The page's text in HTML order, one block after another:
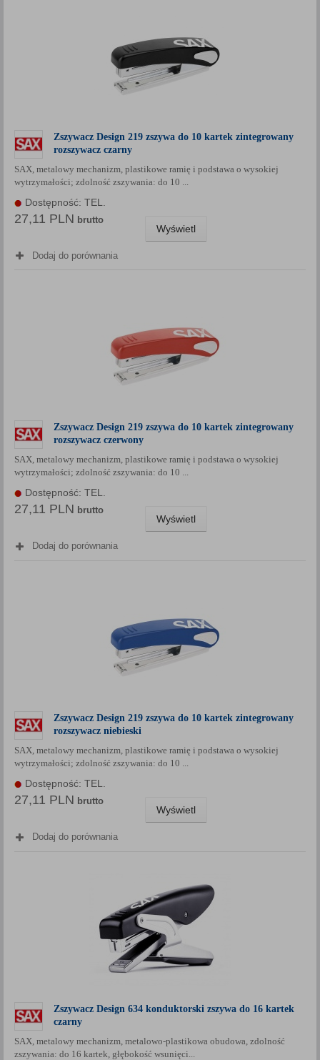
Zszywacz Design 219 zszywa do 10 kartek zintegrowany
rozszywacz czarny
SAX, metalowy mechanizm, plastikowe ramię i podstawa o wysokiej
wytrzymałości; zdolność zszywania: do 10 ...
Dostępność: TEL.
27,11 PLN brutto
Wyświetl
Dodaj do porównania
Zszywacz Design 219 zszywa do 10 kartek zintegrowany
rozszywacz czerwony
SAX, metalowy mechanizm, plastikowe ramię i podstawa o wysokiej
wytrzymałości; zdolność zszywania: do 10 ...
Dostępność: TEL.
27,11 PLN brutto
Wyświetl
Dodaj do porównania
Zszywacz Design 219 zszywa do 10 kartek zintegrowany
rozszywacz niebieski
SAX, metalowy mechanizm, plastikowe ramię i podstawa o wysokiej
wytrzymałości; zdolność zszywania: do 10 ...
Dostępność: TEL.
27,11 PLN brutto
Wyświetl
Dodaj do porównania
Zszywacz Design 634 konduktorski zszywa do 16 kartek
czarny
SAX, metalowy mechanizm, metalowo-plastikowa obudowa, zdolność
zszywania: do 16 kartek, głębokość wsunięci...